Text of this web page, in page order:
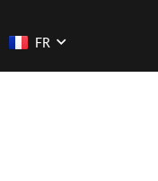
FR